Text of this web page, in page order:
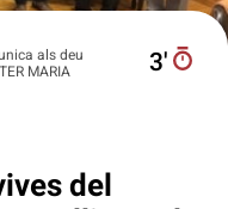
als deu
MARIA
3′
del